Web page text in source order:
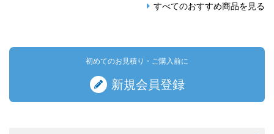
すべてのおすすめ商品を見る
初めてのお見積り・ご購入前に
新規会員登録